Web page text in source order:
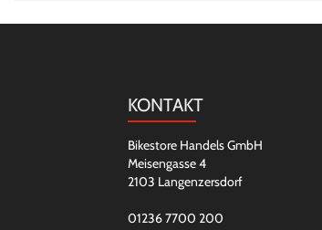
KONTAKT
Bikestore Handels GmbH
Meisengasse 4
2103 Langenzersdorf
01236 7700 200